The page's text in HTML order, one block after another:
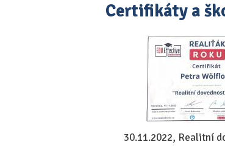
Certifikáty a
30.11.2022, Realitní